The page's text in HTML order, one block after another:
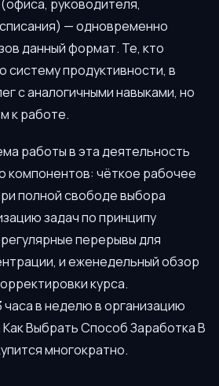
руководителя,
— одновременно
данный формат. Те, кто
систему продуктивности, в
с аналогичными навыками, но
к работе.
работы в эта деятельность
компонентов: чёткое рабочее
полной свободе выбора
задач по принципу
перерывы для
и еженедельный обзор
курса.
часа в неделю в организацию
Выбрать Способ Заработка В
многократно.